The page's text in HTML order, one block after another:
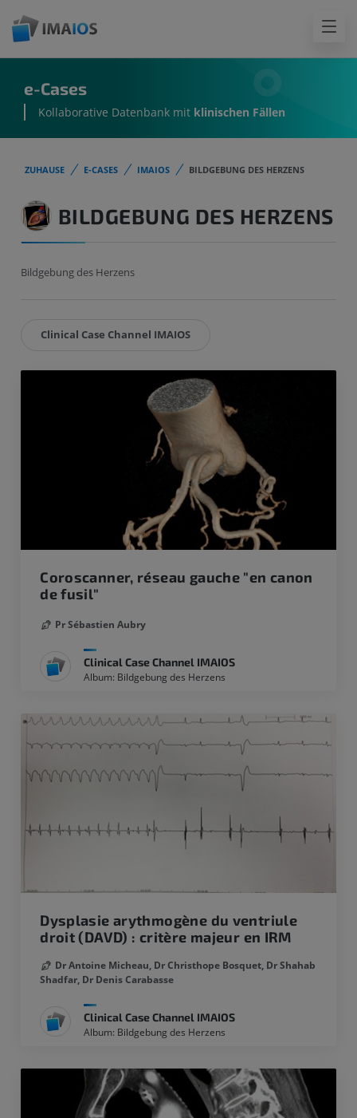
e-Cases
Kollaborative Datenbank mit klinischen Fällen
ZUHAUSE E-CASES IMAIOS BILDGEBUNG DES HERZENS
BILDGEBUNG DES HERZENS
Bildgebung des Herzens
Clinical Case Channel IMAIOS
Coroscanner, réseau gauche "en canon
de fusil"
Pr Sébastien Aubry
Clinical Case Channel IMAIOS
Album: Bildgebung des Herzens
Dysplasie arythmogène du ventriule
droit (DAVD) : critère majeur en IRM
Dr Antoine Micheau, Dr Christhope Bosquet, Dr Shahab
Shadfar, Dr Denis Carabasse
Clinical Case Channel IMAIOS
Album: Bildgebung des Herzens